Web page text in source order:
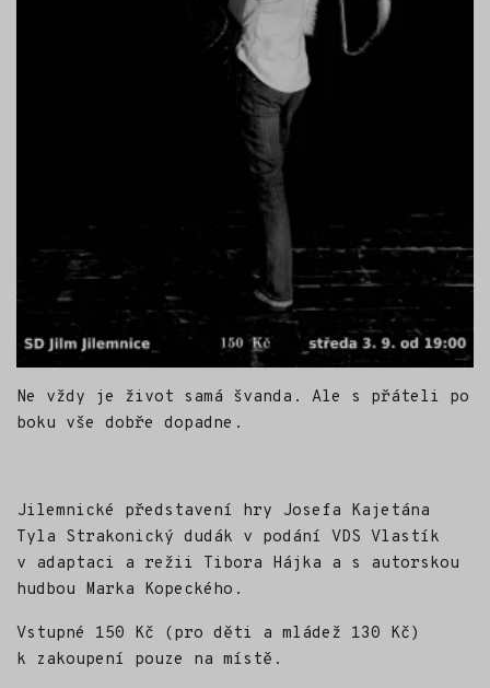
Ne vždy je život samá švanda. Ale s přáteli po
boku vše dobře dopadne.
Jilemnické
představení hry Josefa Kajetána
Tyla Strakonický dudák v podání VDS Vlastík
v adaptaci a režii Tibora Hájka a s autorskou
hudbou Marka Kopeckého.
Vstupné 150 Kč (pro děti a mládež 130 Kč)
k zakoupení pouze na místě.